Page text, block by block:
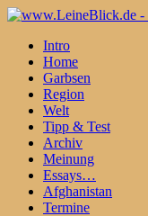
Intro
Home
Garbsen
Region
Welt
Tipp & Test
Archiv
Meinung
Essays…
Afghanistan
Termine